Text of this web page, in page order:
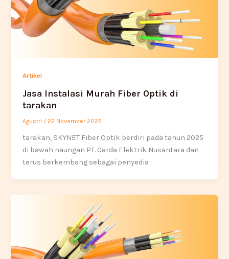
Artikel
Jasa Instalasi Murah Fiber Optik di
tarakan
Agustri / 22 November 2025
tarakan, SKYNET Fiber Optik berdiri pada tahun 2025
di bawah naungan PT. Garda Elektrik Nusantara dan
terus berkembang sebagai penyedia